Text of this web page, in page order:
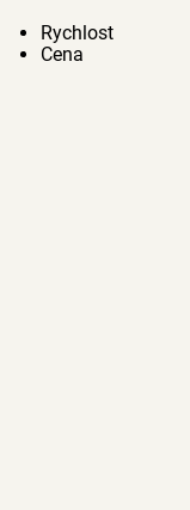
Rychlost
Cena